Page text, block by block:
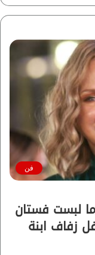
فن
لبست فستان
زفاف ابنة